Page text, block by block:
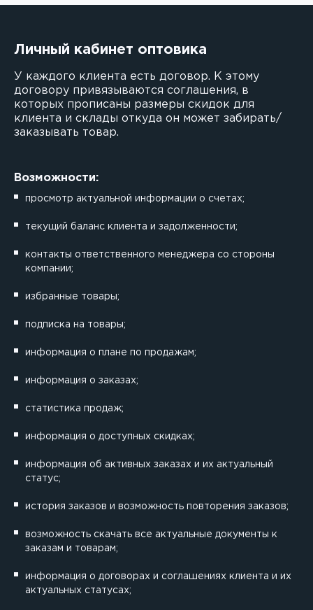
Личный кабинет оптовика
У каждого клиента есть договор. К этому
договору привязываются соглашения, в
которых прописаны размеры скидок для
клиента и склады откуда он может забирать/
заказывать товар.
Возможности:
просмотр актуальной информации о счетах;
текущий баланс клиента и задолженности;
контакты ответственного менеджера со стороны
компании;
избранные товары;
подписка на товары;
информация о плане по продажам;
информация о заказах;
статистика продаж;
информация о доступных скидках;
информация об активных заказах и их актуальный
статус;
история заказов и возможность повторения заказов;
возможность скачать все актуальные документы к
заказам и товарам;
информация о договорах и соглашениях клиента и их
актуальных статусах;